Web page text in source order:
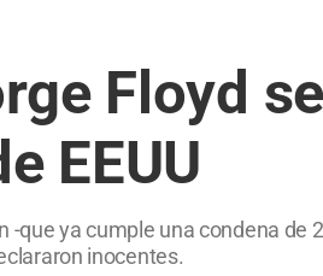
Floyd
EEUU
ya cumple una condena de
inocentes.